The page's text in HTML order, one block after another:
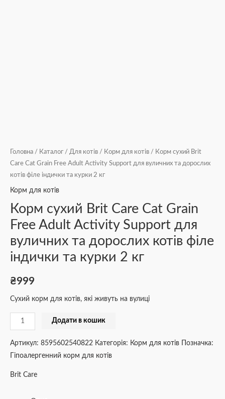
Головна / Каталог / Для котів / Корм для котів / Корм сухий Brit
Care Cat Grain Free Adult Activity Support для вуличних та дорослих
котів філе індички та курки 2 кг
Корм для котів
Корм сухий Brit Care Cat Grain
Free Adult Activity Support для
вуличних та дорослих котів філе
індички та курки 2 кг
₴999
Сухий корм для котів, які живуть на вулиці
Додати в кошик
Артикул: 8595602540822 Категорія: Корм для котів
Позначка:
Гіпоалергенний корм для котів
Brit Care